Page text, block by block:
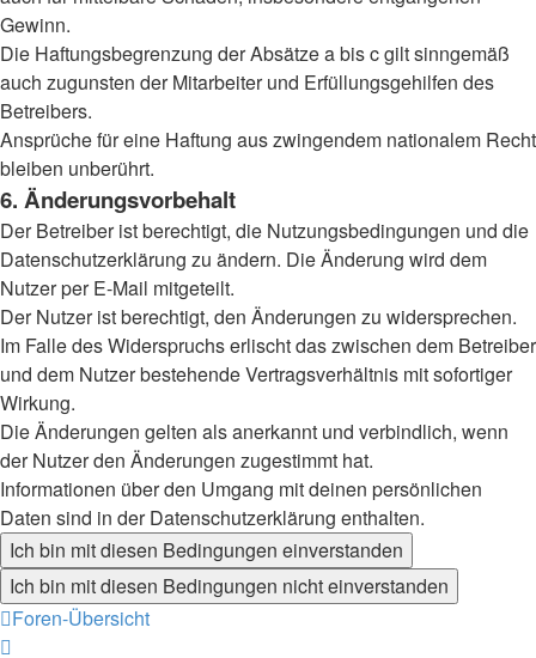
Gewinn.
Die Haftungsbegrenzung der Absätze a bis c gilt sinngemäß
auch zugunsten der Mitarbeiter und Erfüllungsgehilfen des
Betreibers.
Ansprüche für eine Haftung aus zwingendem nationalem Recht
bleiben unberührt.
6. Änderungsvorbehalt
Der Betreiber ist berechtigt, die Nutzungsbedingungen und die
Datenschutzerklärung zu ändern. Die Änderung wird dem
Nutzer per E-Mail mitgeteilt.
Der Nutzer ist berechtigt, den Änderungen zu widersprechen.
Im Falle des Widerspruchs erlischt das zwischen dem Betreiber
und dem Nutzer bestehende Vertragsverhältnis mit sofortiger
Wirkung.
Die Änderungen gelten als anerkannt und verbindlich, wenn
der Nutzer den Änderungen zugestimmt hat.
Informationen über den Umgang mit deinen persönlichen
Daten sind in der Datenschutzerklärung enthalten.
Foren-Übersicht